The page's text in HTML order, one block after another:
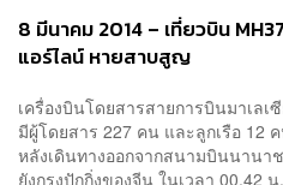
8 มีนาคม 2014 – เที่ยวบิน
แอร์ไลน์ หายสาบสูญ
เครื่องบินโดยสารสายการบินมาเลเ
มีผู้โดยสาร 227 คน และลูกเรือ 12
หลังเดินทางออกจากสนามบินนานา
ยังกรุงปักกิ่งของจีน ในเวลา 00.42